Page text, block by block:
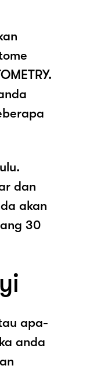
dan
akan
30
apa-
anda